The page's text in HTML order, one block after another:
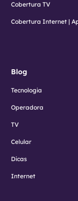
Cobertura TV
Cobertura Internet |
Blog
Tecnologia
Operadora
TV
Celular
Dicas
Internet